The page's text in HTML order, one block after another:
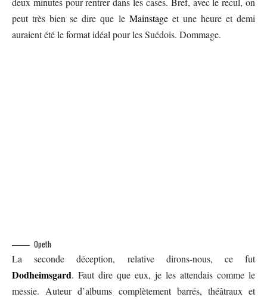
peut très bien se dire que le Mainstageet une heure et demi
auraient été le format idéal pour les Suédois. Dommage.
Opeth
La seconde déception, relative dirons-nous, ce fut
Dodheimsgard. Faut dire que eux, je les attendais comme le
messie. Auteur d’albums complètement barrés, théâtraux et